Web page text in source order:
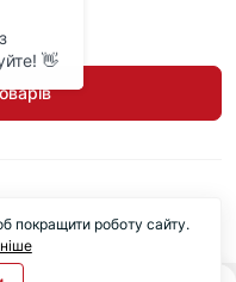
покращити роботу сайту.